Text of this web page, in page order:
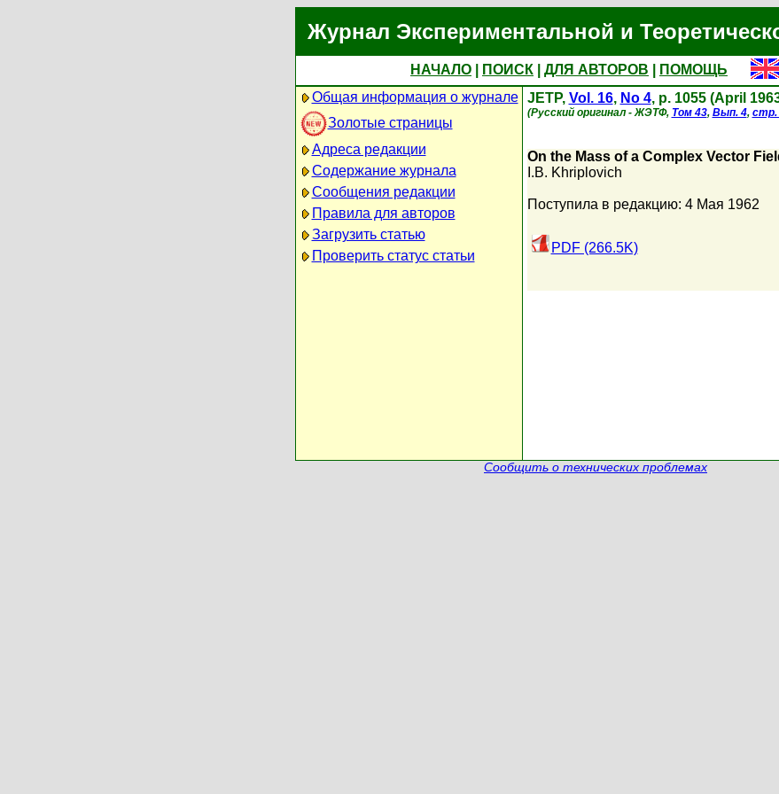
Журнал Экспериментальной и
НАЧАЛО ПОИСК ДЛЯ АВТОРОВ
ПОМОЩЬ
Общая информация о журнале
Золотые страницы
Адреса редакции
Содержание журнала
Сообщения редакции
Правила для авторов
Загрузить статью
Проверить статус статьи
JETP, Vol. 16, No 4, p. 1055 (April
(Русский оригинал - ЖЭТФ, Том 43, Вып. 4, стр.
On the Mass of a Complex Vector
I.B. Khriplovich
Поступила в редакцию: 4 Мая 1962
PDF (266.5K)
Сообщить о технических проблемах